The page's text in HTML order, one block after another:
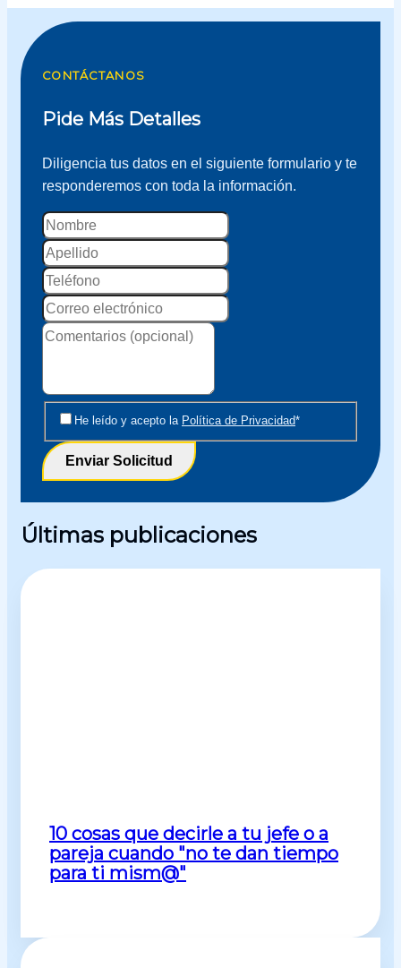
CONTÁCTANOS
Pide Más Detalles
Diligencia tus datos en el siguiente formulario y te
responderemos con toda la información.
Nombre
Apellido
Correo
Aviso
de
Privacidad
Aviso
de
privacidad
He leído y acepto la Política de Privacidad*
Enviar Solicitud
Últimas publicaciones
10 cosas que decirle a tu jefe o a
pareja cuando "no te dan tiempo
para ti mism@"